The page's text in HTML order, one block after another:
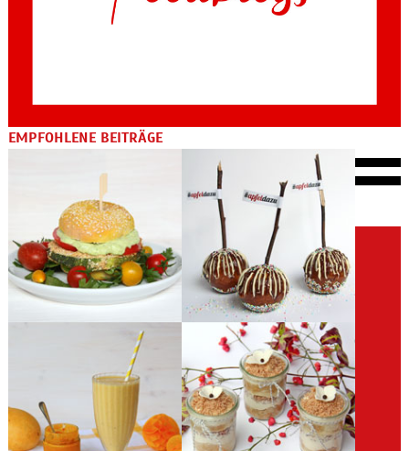
EMPFOHLENE BEITRÄGE